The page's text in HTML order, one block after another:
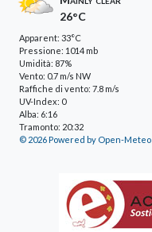
26°C
Apparent: 33°C
Pressione: 1014 mb
Umidità: 87%
Vento: 0.7 m/s NW
Raffiche di vento: 7.8 m/s
UV-Index: 0
Alba: 6:16
Tramonto: 20:32
© 2026 Powered by Open-Meteo